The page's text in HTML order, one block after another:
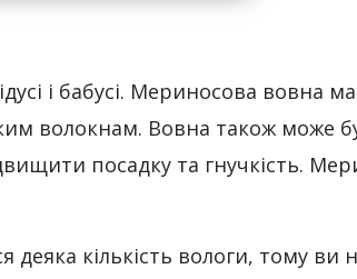
і бабусі. Мериносова вовна
волокнам. Вовна також може
посадку та гнучкість.
деяка кількість вологи, тому ви